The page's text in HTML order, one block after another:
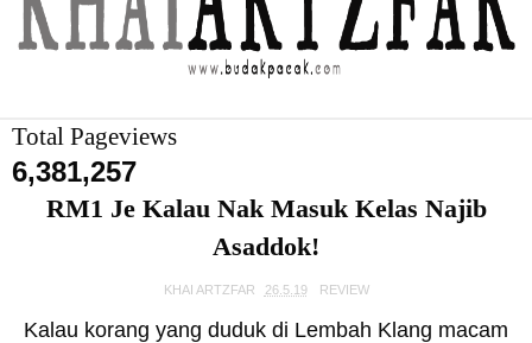
Total Pageviews
6,381,257
RM1 Je Kalau Nak Masuk Kelas Najib
Asaddok!
KHAI ARTZFAR 26.5.19 REVIEW
Kalau korang yang duduk di Lembah Klang macam